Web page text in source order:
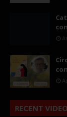
RECENT VIDEO